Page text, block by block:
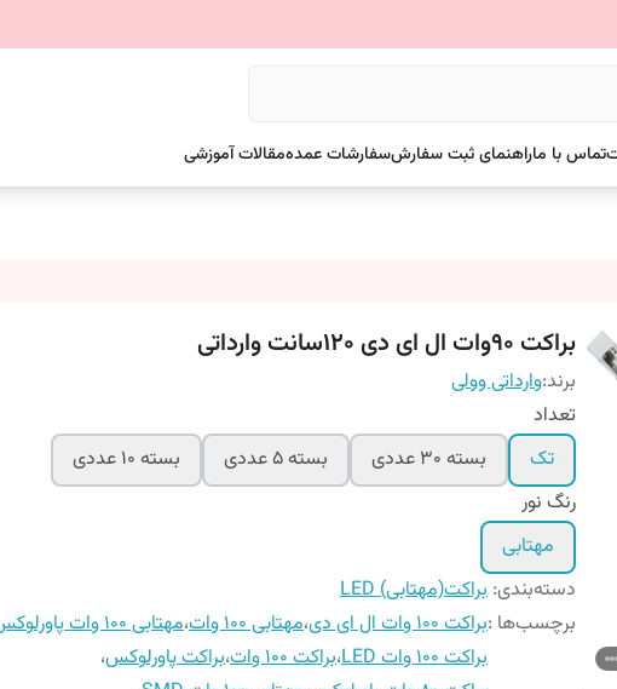
تماس با ماراهنمای ثبت سفارشسفارشات عمدهمقالات آموزشی
براکت 90وات ال ای دی 120سانت وارداتی
برند:وارداتی وولی
تعداد
تک
بسته 30 عددی بسته 5 عددی
بسته 10 عددی
رنگ نور
مهتابی
دسته‌بندی: براکت(مهتابی) LED
برچسب‌ها :براکت ۱۰۰ وات ال ای دی ،مهتابی ۱۰۰ وات ،مهتابی ۱۰۰ وات پاورلوکس
براکت ۱۰۰ وات LED
،براکت ۱۰۰ وات ،براکت پاورلوکس،